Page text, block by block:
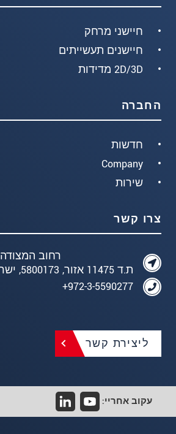
חיישני מרחק
חיישנים תעשייתים
2D/3D מדידות
החברה
חדשות
Company
שירות
צרו קשר
רחוב המצודה 29
ת.ד 11475 אזור, 5800173, ישראל
972-3-5590277+
ליצירת קשר
עקוב אחריי: